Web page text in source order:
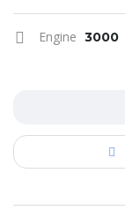
Engine 3000